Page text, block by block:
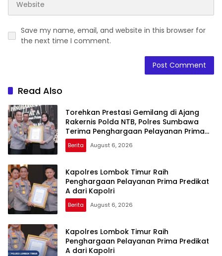
Save my name, email, and website in this browser for
the next time I comment.
Read Also
Torehkan Prestasi Gemilang di Ajang
Rakernis Polda NTB, Polres Sumbawa
Terima Penghargaan Pelayanan Prima
Kapolri
Berita August 6, 2026
Kapolres Lombok Timur Raih
Penghargaan Pelayanan Prima Predikat
A dari Kapolri
Berita August 6, 2026
Kapolres Lombok Timur Raih
Penghargaan Pelayanan Prima Predikat
A dari Kapolri